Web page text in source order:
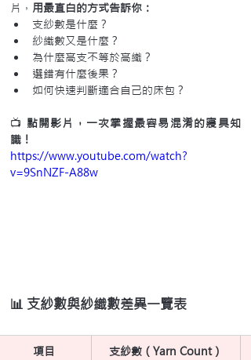
片， 用最直白的方式告訴你：
支紗數是什麼？
紗織數又是什麼？
為什麼高支不等於高織？
選錯有什麼後果？
如何快速判斷適合自己的床包？
📺 點開影片，一次掌握最容易混淆的寢具知
識！
https://www.youtube.com/watch?
v=9SnNZF-A88w
📊 支紗數與紗織數差異一覽表
項目 支紗數（Yarn Count）